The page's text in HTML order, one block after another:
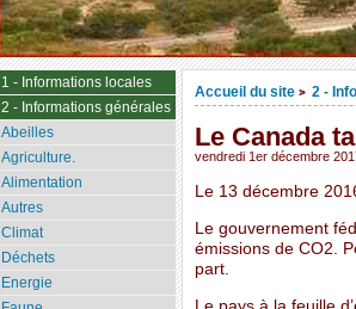
Accueil du site > 2 -
Le Canada
vendredi 1er décembre
Le 13 décembre
Le gouvernement
émissions de CO2.
part.
1 - Informations locales
2 - Informations générales
Abeilles
Agriculture.
Alimentation
Autres
Climat
Déchets
Energie